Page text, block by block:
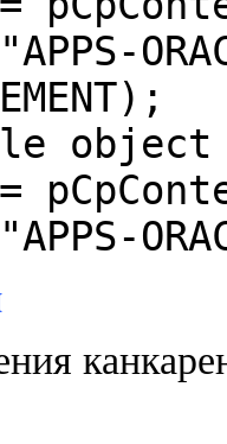
"APPS-
object
"APPS-